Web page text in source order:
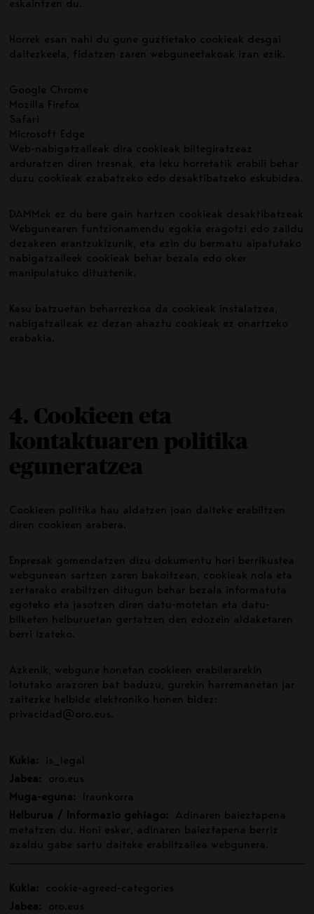
eskaintzen du.
Horrek esan nahi du gune guztietako cookieak desgai
daitezkeela, fidatzen zaren webguneetakoak izan ezik.
Google Chrome
Mozilla Firefox
Safari
Microsoft Edge
Web-nabigatzaileak dira cookieak biltegiratzeaz
arduratzen diren tresnak, eta leku horretatik erabili behar
duzu cookieak ezabatzeko edo desaktibatzeko eskubidea.
DAMMek ez du bere gain hartzen cookieak desaktibatzeak
Webgunearen funtzionamendu egokia eragotzi edo zaildu
dezakeen erantzukizunik, eta ezin du bermatu aipatutako
nabigatzaileek cookieak behar bezala edo oker
manipulatuko dituztenik.
Kasu batzuetan beharrezkoa da cookieak instalatzea,
nabigatzaileak ez dezan ahaztu cookieak ez onartzeko
erabakia.
4. Cookieen eta
kontaktuaren politika
eguneratzea
Cookieen politika hau aldatzen joan daiteke erabiltzen
diren cookieen arabera.
Enpresak gomendatzen dizu dokumentu hori berrikustea
webgunean sartzen zaren bakoitzean, cookieak nola eta
zertarako erabiltzen ditugun behar bezala informatuta
egoteko eta jasotzen diren datu-motetan eta datu-
bilketen helburuetan gertatzen den edozein aldaketaren
berri izateko.
Azkenik, webgune honetan cookieen erabilerarekin
lotutako arazoren bat baduzu, gurekin harremanetan jar
zaitezke helbide elektroniko honen bidez:
privacidad@oro.eus.
Kukia:
is_legal
Jabea:
oro.eus
Muga-eguna:
Iraunkorra
Helburua / Informazio gehiago:
Adinaren baieztapena
metatzen du. Honi esker, adinaren baieztapena berriz
azaldu gabe sartu daiteke erabiltzailea webgunera.
Kukia:
cookie-agreed-categories
Jabea:
oro.eus